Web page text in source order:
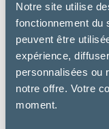
Notre site utilise
fonctionnement du
peuvent être
expérience,
personnalisées ou
notre offre. Votre
moment.